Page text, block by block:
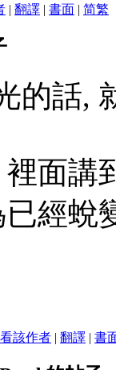
| 翻譯 | 書面 | 简繁
的話,
裡面講
經蛻
該作者 | 翻譯 | 書